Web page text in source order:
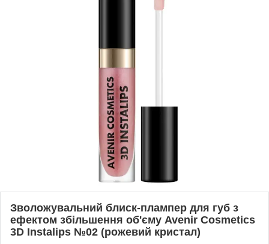
Зволожувальний блиск-плампер для губ з
ефектом збільшення об'єму Avenir Cosmetics
3D Instalips №02 (рожевий кристал)